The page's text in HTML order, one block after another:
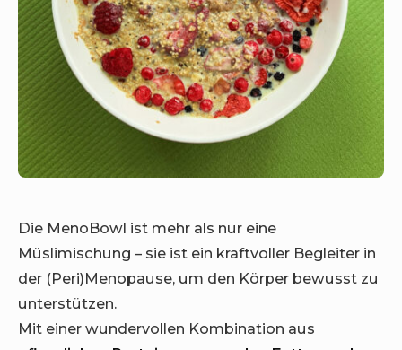
Die MenoBowl ist mehr als nur eine
Müslimischung – sie ist ein kraftvoller Begleiter in
der (Peri)Menopause, um den Körper bewusst zu
unterstützen.
Mit einer wundervollen Kombination aus